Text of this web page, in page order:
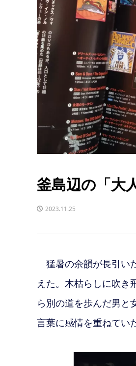
釜島辺の「大
2023.11.25
猛暑の余韻が長引い
えた。木枯らしに吹き
ら別の道を歩んだ男と
言葉に感情を重ねてい